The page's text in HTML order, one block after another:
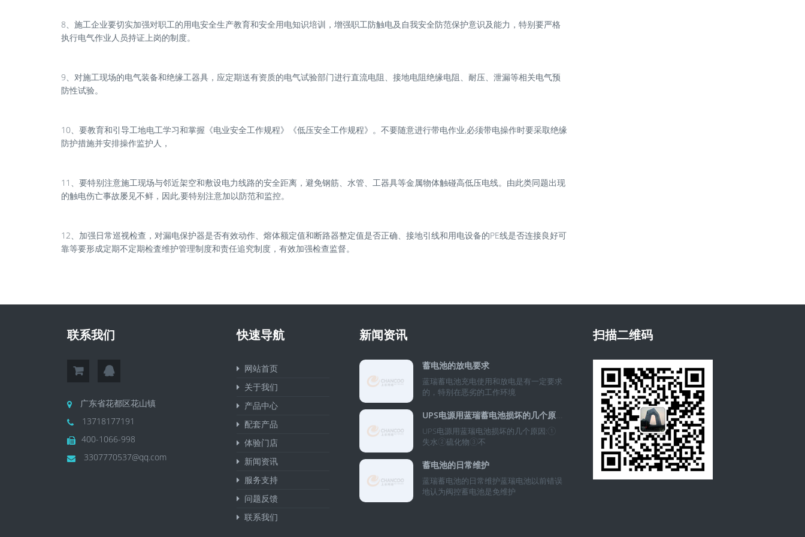
8、施工企业要切实加强对职工的用电安全生产教育和安全用电知识培训，增强职工防触电及自我安全防范保护意识及能力，特别要严格
执行电气作业人员持证上岗的制度。
9、对施工现场的电气装备和绝缘工器具，应定期送有资质的电气试验部门进行直流电阻、接地电阻绝缘电阻、耐压、泄漏等相关电气预
防性试验。
10、要教育和引导工地电工学习和掌握《电业安全工作规程》《低压安全工作规程》。不要随意进行带电作业,必须带电操作时要采取绝缘
防护措施并安排操作监护人，
11、要特别注意施工现场与邻近架空和敷设电力线路的安全距离，避免钢筋、水管、工器具等金属物体触碰高低压电线。由此类同题出现
的触电伤亡事故屡见不鲜，因此,要特别注意加以防范和监控。
12、加强日常巡视检查，对漏电保护器是否有效动作、熔体额定值和断路器整定值是否正确、接地引线和用电设备的PE线是否连接良好可
靠等要形成定期不定期检査维护管理制度和责任追究制度，有效加强检查监督。
联系我们
广东省花都区花山镇
13718177191
400-1066-998
3307770537@qq.com
快速导航
网站首页
关于我们
产品中心
配套产品
体验门店
新闻资讯
服务支持
问题反馈
联系我们
新闻资讯
蓄电池的放电要求
蓝瑞蓄电池充电使用和放电是有一定要求
的，特别在恶劣的工作环境
UPS电源用蓝瑞蓄电池损坏的几个原因？
UPS电源用蓝瑞电池损坏的几个原因:①
失水②硫化物③不
蓄电池的日常维护
蓝瑞蓄电池的日常维护蓝瑞电池以前错误
地认为阀控蓄电池是免维护
扫描二维码